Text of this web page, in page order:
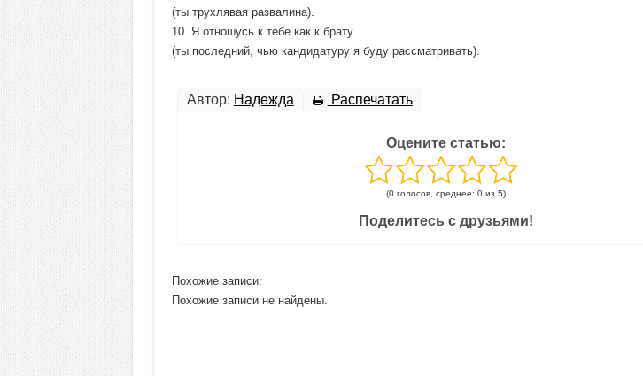
(ты трухлявая развалина).
10. Я отношусь к тебе как к брату
(ты последний, чью кандидатуру я буду рассматривать).
Автор: Надежда Распечатать
Оцените статью:
(0 голосов, среднее: 0 из 5)
Поделитесь с друзьями!
Похожие записи:
Похожие записи не найдены.